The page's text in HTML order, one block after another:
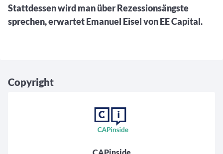
Stattdessen wird man über Rezessionsängste
sprechen, erwartet Emanuel Eisel von EE Capital.
Copyright